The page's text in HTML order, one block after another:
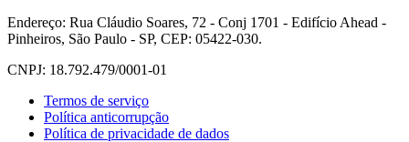
Endereço: Rua Cláudio Soares, 72 - Conj 1701 - Edifício Ahead -
Pinheiros, São Paulo - SP, CEP: 05422-030.
CNPJ: 18.792.479/0001-01
Termos de serviço
Política anticorrupção
Política de privacidade de dados